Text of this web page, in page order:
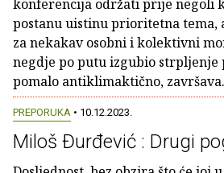
konferencija održati prije negoli
postanu uistinu prioritetna tema,
za nekakav osobni i kolektivni
negdje po putu izgubio strpljenje
pomalo antiklimaktično,
PREPORUKA • 10.12.2023.
Miloš Đurđević : Drugi